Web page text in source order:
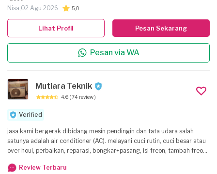
Nisa,02 Agu 2026 5,0
Pesan Sekarang
Pesan via WA
Lihat Profil
Mutiara Teknik
4.6 ( 74 review )
Verified
jasa kami bergerak dibidang mesin pendingin dan tata udara salah
satunya adalah air conditioner (AC). melayani cuci rutin, cuci besar atau
over houl, perbaikan, reparasi, bongkar+pasang, isi freon, tambah freon
Review Terbaru